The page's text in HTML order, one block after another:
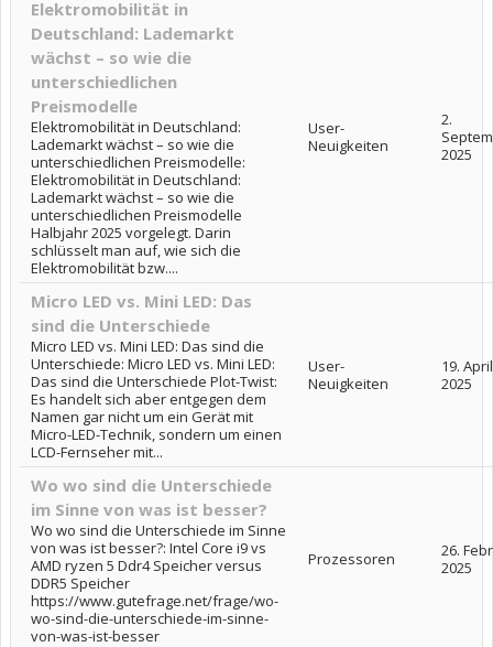
Elektromobilität in
Deutschland: Lademarkt
wächst – so wie die
unterschiedlichen
Preismodelle
Elektromobilität in Deutschland:
Lademarkt wächst – so wie die
unterschiedlichen Preismodelle:
Elektromobilität in Deutschland:
Lademarkt wächst – so wie die
unterschiedlichen Preismodelle
Halbjahr 2025 vorgelegt. Darin
schlüsselt man auf, wie sich die
Elektromobilität bzw....
User-
Neuigkeiten
2.
2025
Micro LED vs. Mini LED: Das
sind die Unterschiede
Micro LED vs. Mini LED: Das sind die
Unterschiede: Micro LED vs. Mini LED:
Das sind die Unterschiede Plot-Twist:
Es handelt sich aber entgegen dem
Namen gar nicht um ein Gerät mit
Micro-LED-Technik, sondern um einen
LCD-Fernseher mit...
User-
Neuigkeiten
19. April
2025
Wo wo sind die Unterschiede
im Sinne von was ist besser?
Wo wo sind die Unterschiede im Sinne
von was ist besser?: Intel Core i9 vs
AMD ryzen 5 Ddr4 Speicher versus
DDR5 Speicher
https://www.gutefrage.net/frage/wo-
wo-sind-die-unterschiede-im-sinne-
von-was-ist-besser
Prozessoren
26.
2025